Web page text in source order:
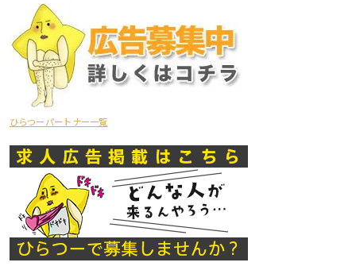
ひらつーパートナー一覧